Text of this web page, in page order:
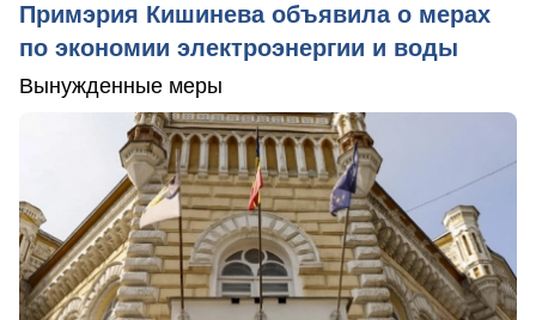
Примэрия Кишинева объявила о мерах
по экономии электроэнергии и воды
Вынужденные меры